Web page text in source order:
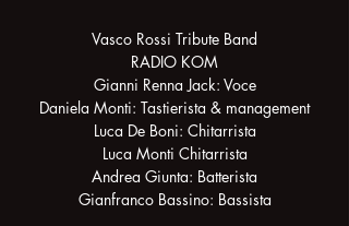
Vasco Rossi Tribute Band
RADIO KOM
Gianni Renna Jack: Voce
Daniela Monti: Tastierista & management
Luca De Boni: Chitarrista
Luca Monti Chitarrista
Andrea Giunta: Batterista
Gianfranco Bassino: Bassista